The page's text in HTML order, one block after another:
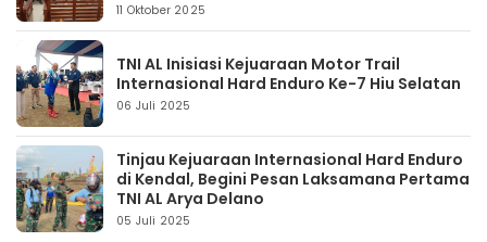
11 Oktober 2025
TNI AL Inisiasi Kejuaraan Motor Trail
Internasional Hard Enduro Ke-7 Hiu Selatan
06 Juli 2025
Tinjau Kejuaraan Internasional Hard Enduro
di Kendal, Begini Pesan Laksamana Pertama
TNI AL Arya Delano
05 Juli 2025